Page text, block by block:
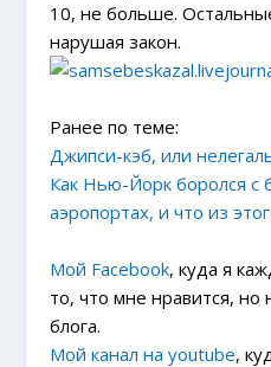
10, не больше.
нарушая закон.
Ранее по теме:
Джипси-кэб, или
Как Нью-Йорк боролся с
аэропортах, и что из
Мой Facebook, куда я
то, что мне нравится,
блога.
Мой канал на youtube,